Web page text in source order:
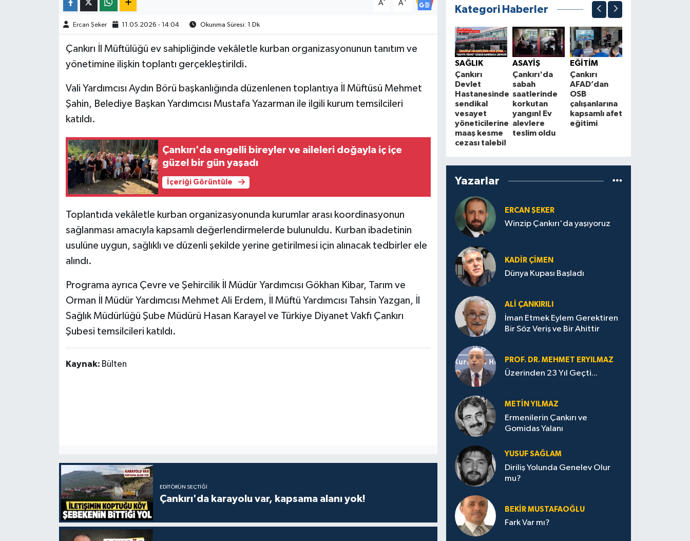
A A
Ercan Şeker 11.05.2026 - 14:04 Okunma Süresi: 1 Dk
Çankırı İl Müftülüğü ev sahipliğinde vekâletle kurban organizasyonunun tanıtım ve
yönetimine ilişkin toplantı gerçekleştirildi.
Vali Yardımcısı Aydın Börü başkanlığında düzenlenen toplantıya İl Müftüsü Mehmet
Şahin, Belediye Başkan Yardımcısı Mustafa Yazarman ile ilgili kurum temsilcileri
katıldı.
Çankırı'da engelli bireyler ve aileleri doğayla iç içe
güzel bir gün yaşadı
İçeriği Görüntüle
Toplantıda vekâletle kurban organizasyonunda kurumlar arası koordinasyonun
sağlanması amacıyla kapsamlı değerlendirmelerde bulunuldu. Kurban ibadetinin
usulüne uygun, sağlıklı ve düzenli şekilde yerine getirilmesi için alınacak tedbirler ele
alındı.
Programa ayrıca Çevre ve Şehircilik İl Müdür Yardımcısı Gökhan Kibar, Tarım ve
Orman İl Müdür Yardımcısı Mehmet Ali Erdem, İl Müftü Yardımcısı Tahsin Yazgan, İl
Sağlık Müdürlüğü Şube Müdürü Hasan Karayel ve Türkiye Diyanet Vakfı Çankırı
Şubesi temsilcileri katıldı.
Kaynak: Bülten
EDITÖRÜN SEÇTIĞI
Çankırı'da karayolu var, kapsama alanı yok!
Kategori Haberler
SAĞLIK
Çankırı
Devlet
Hastanesinde
sendikal
vesayet
yöneticilerine
maaş kesme
cezası talebi!
ASAYİŞ
Çankırı'da
sabah
saatlerinde
korkutan
yangın! Ev
alevlere
teslim oldu
EĞİTİM
Çankırı
AFAD’dan
OSB
çalışanlarına
kapsamlı afet
eğitimi
Yazarlar
ERCAN ŞEKER
Winzip Çankırı'da yaşıyoruz
KADIR ÇIMEN
Dünya Kupası Başladı
ALI ÇANKIRILI
İman Etmek Eylem Gerektiren
Bir Söz Veriş ve Bir Ahittir
PROF. DR. MEHMET ERYILMAZ
Üzerinden 23 Yıl Geçti...
METIN YILMAZ
Ermenilerin Çankırı ve
Gomidas Yalanı
YUSUF SAĞLAM
Diriliş Yolunda Genelev Olur
mu?
BEKIR MUSTAFAOĞLU
Fark Var mı?
TÜRKİYE